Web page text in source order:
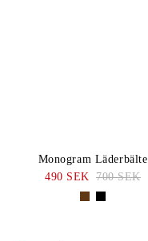
Monogram Läderbälte
490 SEK 700 SEK